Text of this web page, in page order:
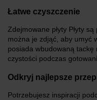
Łatwe czyszczenie
Zdejmowane płyty Płyty
można je zdjąć, aby umyć
posiada wbudowaną
czystości podczas
Odkryj najlepsze
Potrzebujesz inspiracji